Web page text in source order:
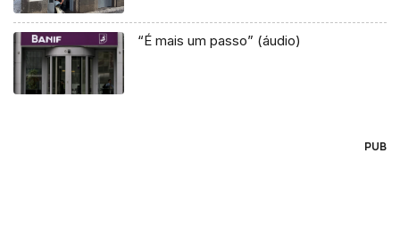
“É mais um passo” (áudio)
PUB